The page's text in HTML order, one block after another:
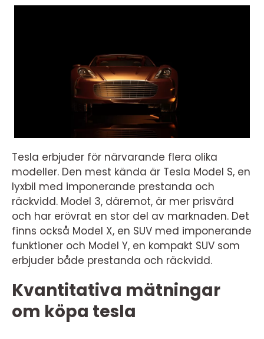
Tesla erbjuder för närvarande flera olika
modeller. Den mest kända är Tesla Model S, en
lyxbil med imponerande prestanda och
räckvidd. Model 3, däremot, är mer prisvärd
och har erövrat en stor del av marknaden. Det
finns också Model X, en SUV med imponerande
funktioner och Model Y, en kompakt SUV som
erbjuder både prestanda och räckvidd.
Kvantitativa mätningar
om köpa tesla